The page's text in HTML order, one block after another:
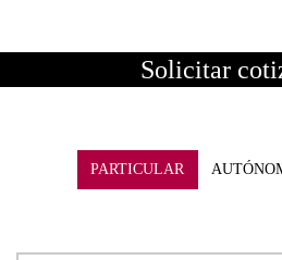
Solicitar
PARTICULAR